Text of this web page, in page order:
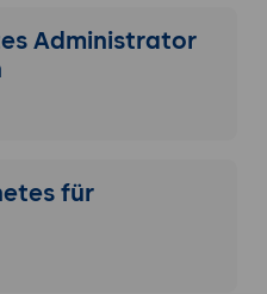
Administrator
für